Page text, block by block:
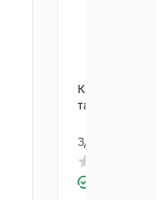
Карбамазепін
таблетки 200
Здоров'я ФК